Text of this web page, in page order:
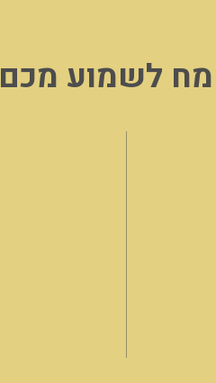
לשמוע מכם